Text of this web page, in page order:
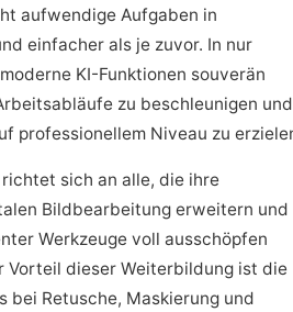
aufwendige Aufgaben in
einfacher als je zuvor. In nur
KI-Funktionen souverän
zu beschleunigen und
professionellem Niveau zu
sich an alle, die ihre
Bildbearbeitung erweitern und
Werkzeuge voll ausschöpfen
Vorteil dieser Weiterbildung ist die
bei Retusche, Maskierung und